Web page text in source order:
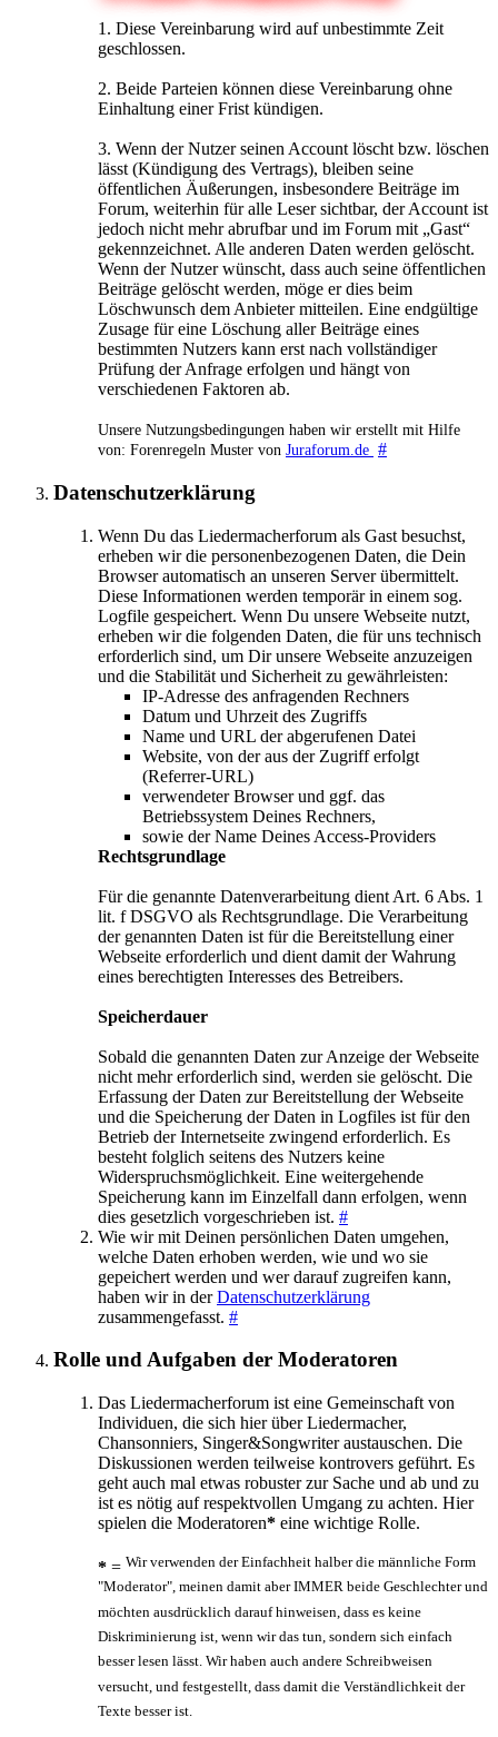
1. Diese Vereinbarung wird auf unbestimmte Zeit
geschlossen.
2. Beide Parteien können diese Vereinbarung ohne
Einhaltung einer Frist kündigen.
3. Wenn der Nutzer seinen Account löscht bzw. löschen
lässt (Kündigung des Vertrags), bleiben seine
öffentlichen Äußerungen, insbesondere Beiträge im
Forum, weiterhin für alle Leser sichtbar, der Account ist
jedoch nicht mehr abrufbar und im Forum mit „Gast“
gekennzeichnet. Alle anderen Daten werden gelöscht.
Wenn der Nutzer wünscht, dass auch seine öffentlichen
Beiträge gelöscht werden, möge er dies beim
Löschwunsch dem Anbieter mitteilen. Eine endgültige
Zusage für eine Löschung aller Beiträge eines
bestimmten Nutzers kann erst nach vollständiger
Prüfung der Anfrage erfolgen und hängt von
verschiedenen Faktoren ab.
Unsere Nutzungsbedingungen haben wir erstellt mit Hilfe
von: Forenregeln Muster von Juraforum.de #
Datenschutzerklärung
Wenn Du das Liedermacherforum als Gast besuchst,
erheben wir die personenbezogenen Daten, die Dein
Browser automatisch an unseren Server übermittelt.
Diese Informationen werden temporär in einem sog.
Logfile gespeichert. Wenn Du unsere Webseite nutzt,
erheben wir die folgenden Daten, die für uns technisch
erforderlich sind, um Dir unsere Webseite anzuzeigen
und die Stabilität und Sicherheit zu gewährleisten:
IP-Adresse des anfragenden Rechners
Datum und Uhrzeit des Zugriffs
Name und URL der abgerufenen Datei
Website, von der aus der Zugriff erfolgt
(Referrer-URL)
verwendeter Browser und ggf. das
Betriebssystem Deines Rechners,
sowie der Name Deines Access-Providers
Rechtsgrundlage
Für die genannte Datenverarbeitung dient Art. 6 Abs. 1
lit. f DSGVO als Rechtsgrundlage. Die Verarbeitung
der genannten Daten ist für die Bereitstellung einer
Webseite erforderlich und dient damit der Wahrung
eines berechtigten Interesses des Betreibers.
Speicherdauer
Sobald die genannten Daten zur Anzeige der Webseite
nicht mehr erforderlich sind, werden sie gelöscht. Die
Erfassung der Daten zur Bereitstellung der Webseite
und die Speicherung der Daten in Logfiles ist für den
Betrieb der Internetseite zwingend erforderlich. Es
besteht folglich seitens des Nutzers keine
Widerspruchsmöglichkeit. Eine weitergehende
Speicherung kann im Einzelfall dann erfolgen, wenn
dies gesetzlich vorgeschrieben ist. #
Wie wir mit Deinen persönlichen Daten umgehen,
welche Daten erhoben werden, wie und wo sie
gepeichert werden und wer darauf zugreifen kann,
haben wir in derDatenschutzerklärung
zusammengefasst. #
Rolle und Aufgaben der Moderatoren
Das Liedermacherforum ist eine Gemeinschaft von
Individuen, die sich hier über Liedermacher,
Chansonniers, Singer&Songwriter austauschen. Die
Diskussionen werden teilweise kontrovers geführt. Es
geht auch mal etwas robuster zur Sache und ab und zu
ist es nötig auf respektvollen Umgang zu achten. Hier
spielen die Moderatoren* eine wichtige Rolle.
* = Wir verwenden der Einfachheit halber die männliche Form
"Moderator", meinen damit aber IMMER beide Geschlechter und
möchten ausdrücklich darauf hinweisen, dass es keine
Diskriminierung ist, wenn wir das tun, sondern sich einfach
besser lesen lässt. Wir haben auch andere Schreibweisen
versucht, und festgestellt, dass damit die Verständlichkeit der
Texte besser ist.